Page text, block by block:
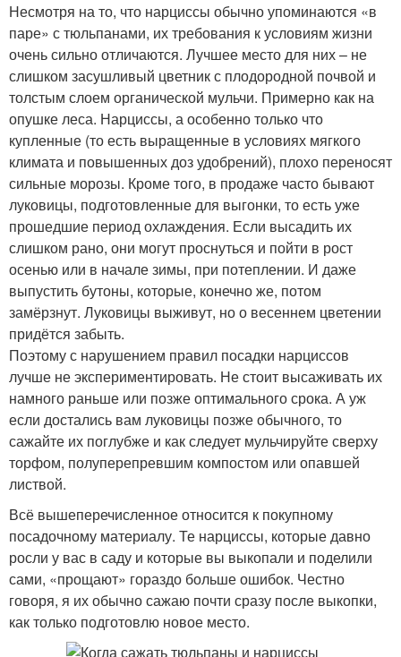
Несмотря на то, что нарциссы обычно упоминаются «в
паре» с тюльпанами, их требования к условиям жизни
очень сильно отличаются. Лучшее место для них – не
слишком засушливый цветник с плодородной почвой и
толстым слоем органической мульчи. Примерно как на
опушке леса. Нарциссы, а особенно только что
купленные (то есть выращенные в условиях мягкого
климата и повышенных доз удобрений), плохо переносят
сильные морозы. Кроме того, в продаже часто бывают
луковицы, подготовленные для выгонки, то есть уже
прошедшие период охлаждения. Если высадить их
слишком рано, они могут проснуться и пойти в рост
осенью или в начале зимы, при потеплении. И даже
выпустить бутоны, которые, конечно же, потом
замёрзнут. Луковицы выживут, но о весеннем цветении
придётся забыть.
Поэтому с нарушением правил посадки нарциссов
лучше не экспериментировать. Не стоит высаживать их
намного раньше или позже оптимального срока. А уж
если достались вам луковицы позже обычного, то
сажайте их поглубже и как следует мульчируйте сверху
торфом, полуперепревшим компостом или опавшей
листвой.
Всё вышеперечисленное относится к покупному
посадочному материалу. Те нарциссы, которые давно
росли у вас в саду и которые вы выкопали и поделили
сами, «прощают» гораздо больше ошибок. Честно
говоря, я их обычно сажаю почти сразу после выкопки,
как только подготовлю новое место.